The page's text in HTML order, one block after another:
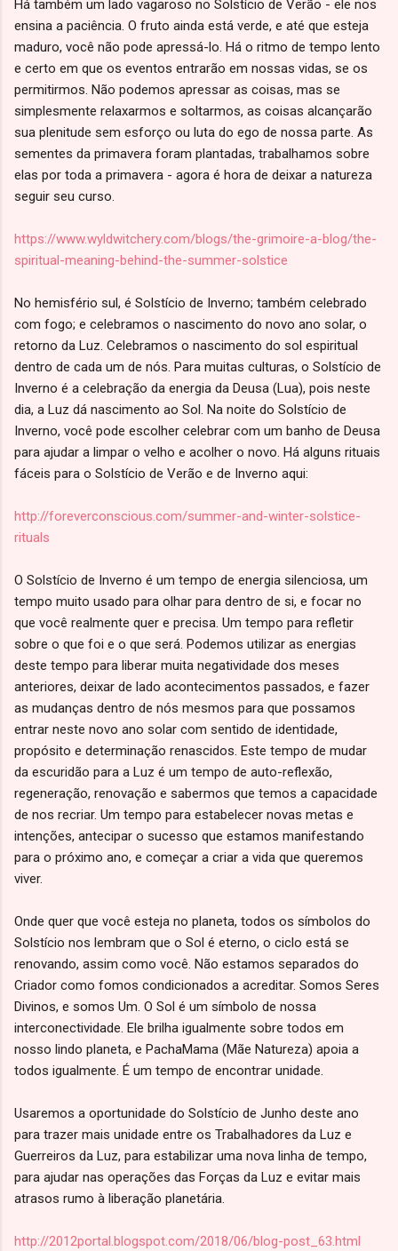
Há também um lado vagaroso no Solstício de Verão - ele nos
ensina a paciência. O fruto ainda está verde, e até que esteja
maduro, você não pode apressá-lo. Há o ritmo de tempo lento
e certo em que os eventos entrarão em nossas vidas, se os
permitirmos. Não podemos apressar as coisas, mas se
simplesmente relaxarmos e soltarmos, as coisas alcançarão
sua plenitude sem esforço ou luta do ego de nossa parte. As
sementes da primavera foram plantadas, trabalhamos sobre
elas por toda a primavera - agora é hora de deixar a natureza
seguir seu curso.
https://www.wyldwitchery.com/blogs/the-grimoire-a-blog/the-
spiritual-meaning-behind-the-summer-solstice
No hemisfério sul, é Solstício de Inverno; também celebrado
com fogo; e celebramos o nascimento do novo ano solar, o
retorno da Luz. Celebramos o nascimento do sol espiritual
dentro de cada um de nós. Para muitas culturas, o Solstício de
Inverno é a celebração da energia da Deusa (Lua), pois neste
dia, a Luz dá nascimento ao Sol. Na noite do Solstício de
Inverno, você pode escolher celebrar com um banho de Deusa
para ajudar a limpar o velho e acolher o novo. Há alguns rituais
fáceis para o Solstício de Verão e de Inverno aqui:
http://foreverconscious.com/summer-and-winter-solstice-
rituals
O Solstício de Inverno é um tempo de energia silenciosa, um
tempo muito usado para olhar para dentro de si, e focar no
que você realmente quer e precisa. Um tempo para refletir
sobre o que foi e o que será. Podemos utilizar as energias
deste tempo para liberar muita negatividade dos meses
anteriores, deixar de lado acontecimentos passados, e fazer
as mudanças dentro de nós mesmos para que possamos
entrar neste novo ano solar com sentido de identidade,
propósito e determinação renascidos. Este tempo de mudar
da escuridão para a Luz é um tempo de auto-reflexão,
regeneração, renovação e sabermos que temos a capacidade
de nos recriar. Um tempo para estabelecer novas metas e
intenções, antecipar o sucesso que estamos manifestando
para o próximo ano, e começar a criar a vida que queremos
viver.
Onde quer que você esteja no planeta, todos os símbolos do
Solstício nos lembram que o Sol é eterno, o ciclo está se
renovando, assim como você. Não estamos separados do
Criador como fomos condicionados a acreditar. Somos Seres
Divinos, e somos Um. O Sol é um símbolo de nossa
interconectividade. Ele brilha igualmente sobre todos em
nosso lindo planeta, e PachaMama (Mãe Natureza) apoia a
todos igualmente. É um tempo de encontrar unidade.
Usaremos a oportunidade do Solstício de Junho deste ano
para trazer mais unidade entre os Trabalhadores da Luz e
Guerreiros da Luz, para estabilizar uma nova linha de tempo,
para ajudar nas operações das Forças da Luz e evitar mais
atrasos rumo à liberação planetária.
http://2012portal.blogspot.com/2018/06/blog-post_63.html